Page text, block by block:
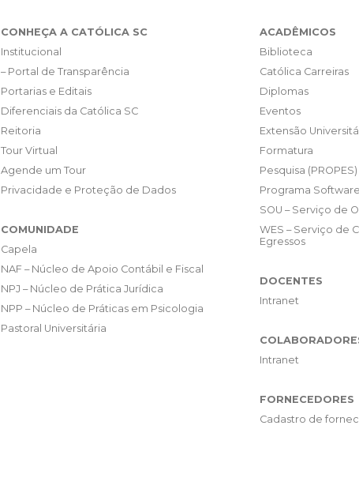
CONHEÇA A CATÓLICA SC
Institucional
– Portal de Transparência
Portarias e Editais
Diferenciais da Católica SC
Reitoria
Tour Virtual
Agende um Tour
Privacidade e Proteção de Dados
COMUNIDADE
Capela
NAF – Núcleo de Apoio Contábil e Fiscal
NPJ – Núcleo de Prática Jurídica
NPP – Núcleo de Práticas em Psicologia
Pastoral Universitária
ACADÊMICOS
Biblioteca
Católica Carreiras
Diplomas
Eventos
Extensão
Formatura
Pesquisa (PROPES)
Programa
SOU – Serviço de
WES – Serviço de
Egressos
DOCENTES
Intranet
Intranet
FORNECEDORES
Cadastro de